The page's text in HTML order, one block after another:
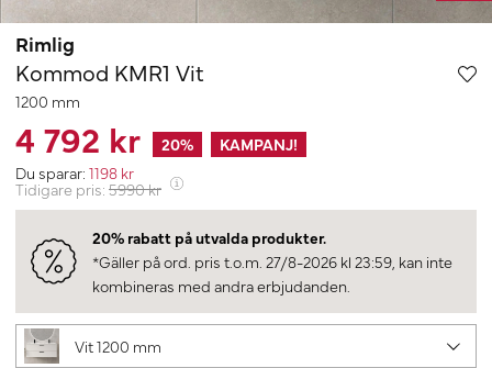
Rimlig
Kommod KMR1 Vit
1200 mm
4 792 kr 20%
KAMPANJ!
Du sparar: 1198 kr
Tidigare pris: 5990kr
20% rabatt på utvalda produkter.
*Gäller på ord. pris t.o.m. 27/8-2026 kl 23:59, kan inte
kombineras med andra erbjudanden.
Vit 1200 mm